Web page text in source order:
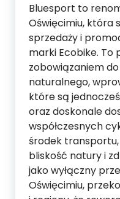
Bluesport to
Oświęcimiu, która
sprzedaży i
marki Ecobike. To
zobowiązaniem
naturalnego,
które są
oraz doskonale
współczesnych
środek
bliskość natury i
jako wyłączny
Oświęcimiu,